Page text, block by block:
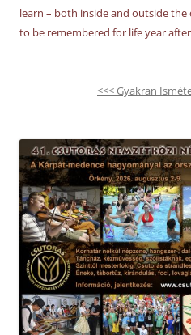
learn – both inside and outside
to be remembered for life year
<<< Gyakran